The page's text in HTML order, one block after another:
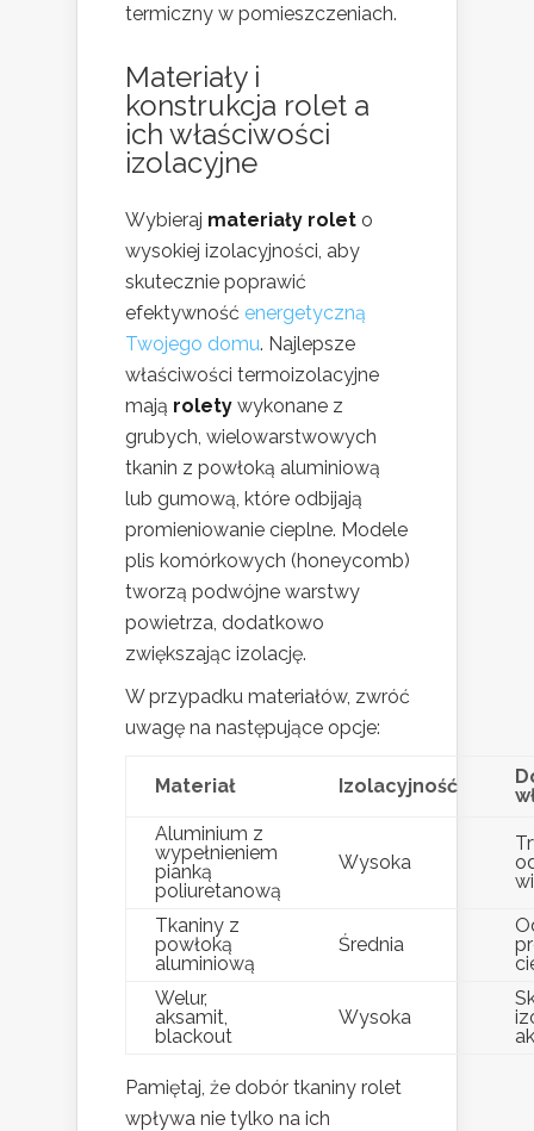
termiczny w pomieszczeniach.
Materiały i
konstrukcja rolet a
ich właściwości
izolacyjne
Wybieraj materiały rolet o
wysokiej izolacyjności, aby
skutecznie poprawić
efektywność energetyczną
Twojego domu. Najlepsze
właściwości termoizolacyjne
mają rolety wykonane z
grubych, wielowarstwowych
tkanin z powłoką aluminiową
lub gumową, które odbijają
promieniowanie cieplne. Modele
plis komórkowych (honeycomb)
tworzą podwójne warstwy
powietrza, dodatkowo
zwiększając izolację.
W przypadku materiałów, zwróć
uwagę na następujące opcje:
Materiał Izolacyjność
Aluminium z
wypełnieniem
pianką
poliuretanową
Wysoka
Tkaniny z
powłoką
aluminiową
Średnia
Welur,
aksamit,
blackout
Wysoka
Pamiętaj, że dobór tkaniny rolet
wpływa nie tylko na ich